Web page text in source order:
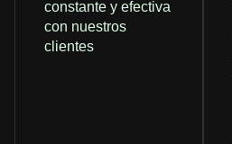
constante y efectiva
con nuestros
clientes